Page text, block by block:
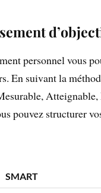
personnel vous
En suivant la
Atteignable,
pouvez structurer
SMART